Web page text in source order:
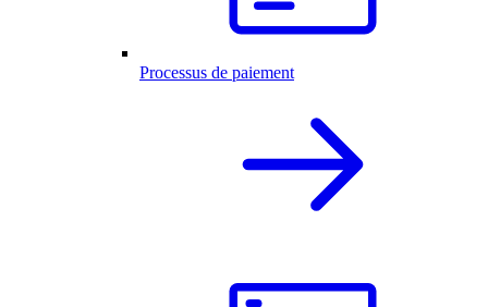
Processus de paiement